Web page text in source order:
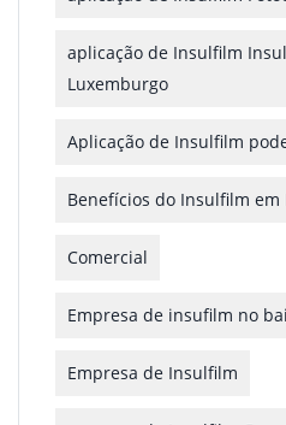
aplicação de Insulfilm
Luxemburgo
Aplicação de Insulfilm
Benefícios do Insulfilm em
Comercial
Empresa de insufilm no
Empresa de Insulfilm